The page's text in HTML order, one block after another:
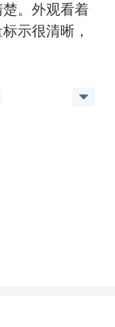
。外观看着
示很清晰，